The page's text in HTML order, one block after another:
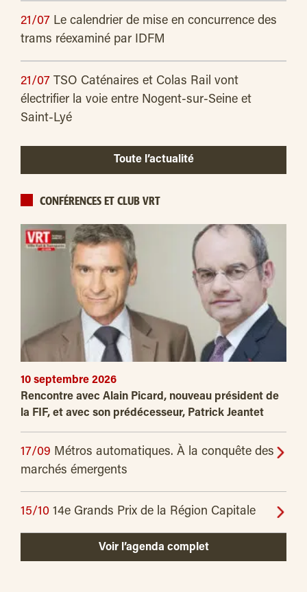
21/07 Le calendrier de mise en concurrence des
trams réexaminé par IDFM
21/07
TSO Caténaires et Colas Rail vont
électrifier la voie entre Nogent-sur-Seine et
Saint-Lyé
Toute l’actualité
CONFÉRENCES ET CLUB VRT
10 septembre 2026
Rencontre avec Alain Picard, nouveau président de
la FIF, et avec son prédécesseur, Patrick Jeantet
17/09 Métros automatiques. À la conquête des
marchés émergents
15/10 14e Grands Prix de la Région Capitale
Voir l’agenda complet